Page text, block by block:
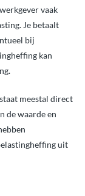
vaak
Je betaalt
bij
kan
meestal direct
de waarde en
uit